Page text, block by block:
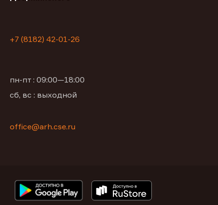
+7 (8182) 42-01-26
пн-пт : 09:00—18:00
сб, вс : выходной
office@arh.cse.ru